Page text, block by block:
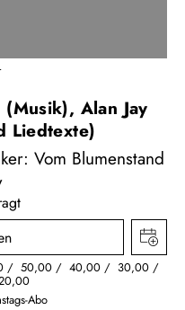
Alan Jay
Liedtexte)
Vom Blumenstand
50,00 40,00 30,00
Abo